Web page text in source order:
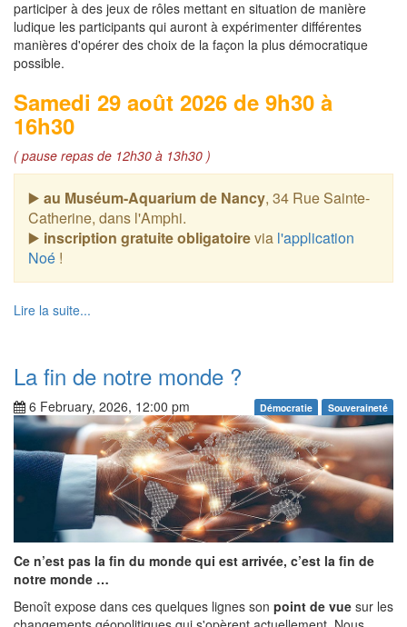
participer à des jeux de rôles mettant en situation de manière
ludique les participants qui auront à expérimenter différentes
manières d'opérer des choix de la façon la plus démocratique
possible.
Samedi 29 août 2026 de 9h30 à
16h30
( pause repas de 12h30 à 13h30 )
▶️ au Muséum-Aquarium de Nancy, 34 Rue Sainte-
Catherine, dans l'Amphi.
▶️ inscription gratuite obligatoirevia l'application
Noé !
Lire la suite...
La fin de notre monde ?
6 February, 2026, 12:00 pm Démocratie Souveraineté
Ce n’est pas la fin du monde qui est arrivée, c’est la fin de
notre monde …
Benoît expose dans ces quelques lignes son point de vue sur les